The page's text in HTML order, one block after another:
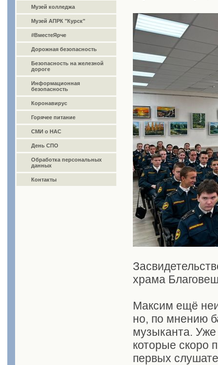
Музей колледжа
Музей АПРК "Курск"
#ВместеЯрче
Дорожная безопасность
Безопасность на железной
дороге
Информационная
безопасность
Коронавирус
Горячее питание
СМИ о НАС
День СПО
Обработка персональных
данных
Контакты
храма
Максим ещё
но, по мнению
музыканта. Уже
которые скоро
первых